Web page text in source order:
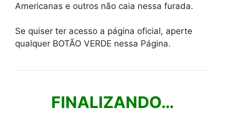
Americanas e outros não caia nessa furada.
Se quiser ter acesso a página oficial, aperte
qualquer BOTÃO VERDE nessa Página.
FINALIZANDO…